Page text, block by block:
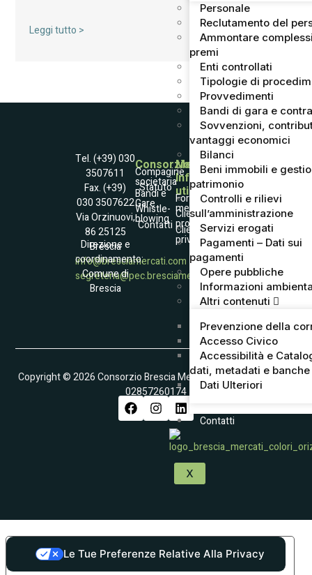
Personale
Reclutamento del
Ammontare
premi
Enti controllati
Tipologie di
Provvedimenti
Bandi di gara e
Sovvenzioni,
vantaggi economici
Bilanci
Beni immobili e
patrimonio
Controlli e rilievi
sull’amministrazione
Servizi erogati
Pagamenti – Dati sui
pagamenti
Opere pubbliche
Informazioni
Altri contenuti
Prevenzione della
Accesso Civico
Accessibilità e
dati, metadati e
Dati Ulteriori
Contatti
X
Leggi tutto >
Tel. (+39) 030
3507611
Fax. (+39)
030 3507622
Via Orzinuovi,
86 25125
Brescia
info@bresciamercati.com
segreteria@pec.bresciamercati.com
Direzione e
coordinamento:
Comune di
Brescia
Consorzio
Compagine
societaria
Statuto
Bandi e
Gare
Whistle­
blowing
Contatti
Mercato
Informazioni
utili
Fornitori
merce
Clienti
professionali
Clienti
privati
Società
Trasparente
Accessibilità
Informativa
Raccolta dati
Coockies Policy
Dati e contatto
DPO
Copyright © 2026 Consorzio Brescia Mercati S.p.A. – Partita IVA
02857260174
Le Tue Preferenze Relative Alla Privacy